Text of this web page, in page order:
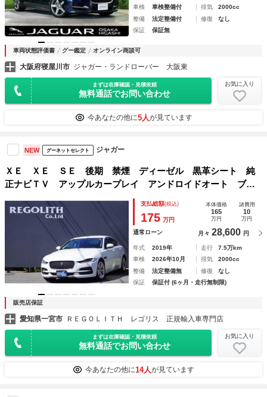
車検
車検整備付 排気
2000cc
整備
法定整備付 修復
なし
保証
保証無
車両状態評価書 グー鑑定 オンライン商談可
大阪府寝屋川市 ジャガー・ランドローバー 大阪東
まずは在庫確認・見積依頼
無料通話でお問い合わせ
お気に入り
今あなたの他に5人が見ています
NEW グーネットセレクト ジャガー
ＸＥ ＸＥ ＳＥ 後期 禁煙 ディーゼル 黒革シート 純
正ナビＴＶ アップルカープレイ アンドロイドオート ブル
ートゥース リアビューカメラ ＥＴＣ ドラレコ パークセ
ンサー アクティブクルーズ オートトランク Ｓキー
支払総額(税込)
175 万円
本体価格
165
万円
諸費用
10
万円
通常ローン 月々 28,600 円
年式 2019年 走行
7.5万km
車検
2026年10月 排気
2000cc
整備
法定整備無 修復
なし
保証
保証付 (6ヶ月・走行無制限)
販売店保証
愛知県一宮市 ＲＥＧＯＬＩＴＨ レゴリス 正規輸入車専門店
まずは在庫確認・見積依頼
無料通話でお問い合わせ
お気に入り
今あなたの他に14人が見ています